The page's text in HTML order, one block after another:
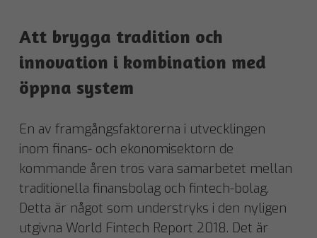
Att brygga tradition och
innovation i kombination med
öppna system
En av framgångsfaktorerna i utvecklingen
inom finans- och ekonomisektorn de
kommande åren tros vara samarbetet mellan
traditionella finansbolag och fintech-bolag.
Detta är något som understryks i den nyligen
utgivna World Fintech Report 2018. Det är